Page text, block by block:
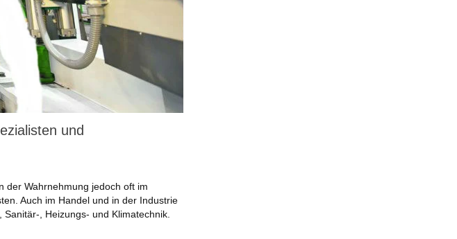
und
der Wahrnehmung jedoch oft im
Auch im Handel und in der Industrie
, Heizungs- und Klimatechnik.